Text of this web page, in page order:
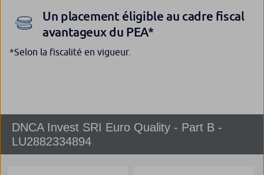
Un placement éligible au cadre fiscal
avantageux du PEA*
*Selon la fiscalité en vigueur.